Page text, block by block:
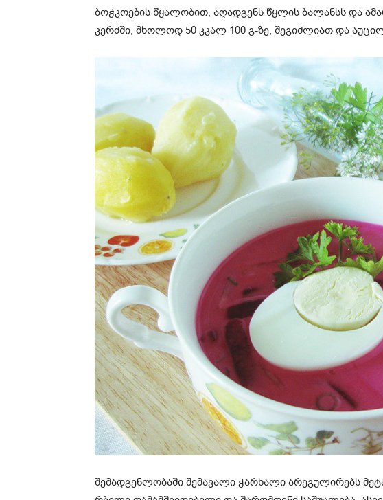
ბოჭკოების წყალობით, აღადგენს წყლის ბალანსს და
კერძში, მხოლოდ 50 კკალ 100 გ-ზე, შეგიძლიათ და
შემადგენლობაში შემავალი ჭარხალი არეგულირებს